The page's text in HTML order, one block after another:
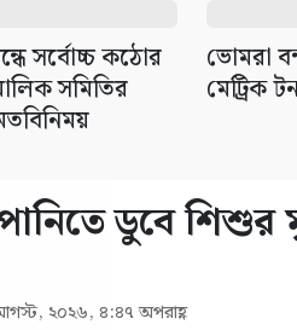
সর্বোচ্চ কঠোর
সমিতির
ভোমরা
মেট্রিক
ডুবে
২০২৬, ৪:৪৭ অপরাহ্ণ